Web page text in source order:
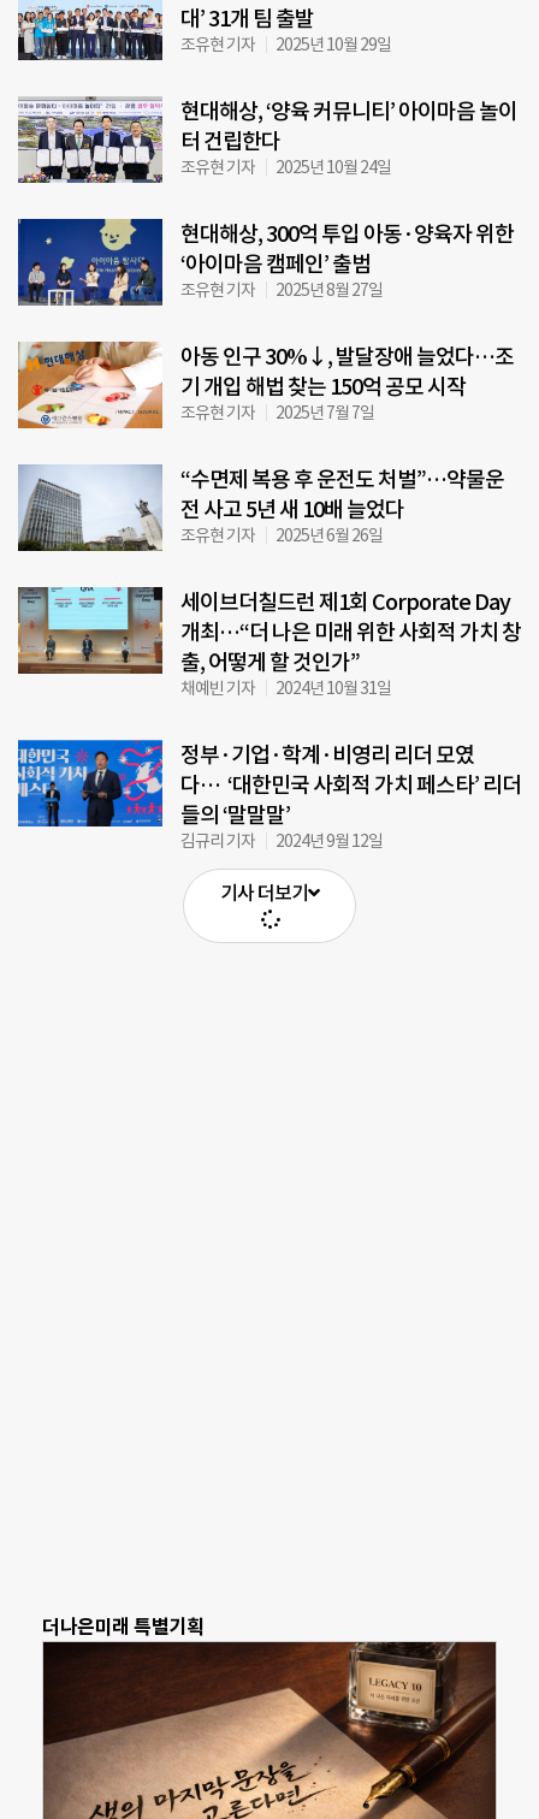
대’ 31개 팀 출발
조유현 기자 2025년 10월 29일
현대해상, ‘양육 커뮤니티’ 아이마음 놀이
터 건립한다
조유현 기자 2025년 10월 24일
현대해상, 300억 투입 아동·양육자 위한
‘아이마음 캠페인’ 출범
조유현 기자 2025년 8월 27일
아동 인구 30%↓, 발달장애 늘었다…조
기 개입 해법 찾는 150억 공모 시작
조유현 기자 2025년 7월 7일
“수면제 복용 후 운전도 처벌”…약물운
전 사고 5년 새 10배 늘었다
조유현 기자 2025년 6월 26일
세이브더칠드런 제1회 Corporate Day
개최…“더 나은 미래 위한 사회적 가치 창
출, 어떻게 할 것인가”
채예빈 기자 2024년 10월 31일
정부·기업·학계·비영리 리더 모였
다… ‘대한민국 사회적 가치 페스타’ 리더
들의 ‘말말말’
김규리 기자 2024년 9월 12일
기사 더보기
더나은미래 특별기획